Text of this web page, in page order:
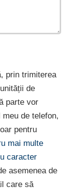
prin trimiterea
de
parte vor
de telefon,
pentru
mai multe
caracter
asemenea de
care să